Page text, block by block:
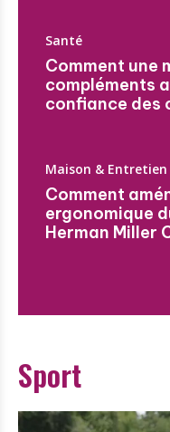
Santé
Comment une
compléments
confiance des
Maison & Entretien
Comment
ergonomique
Herman Miller
Sport